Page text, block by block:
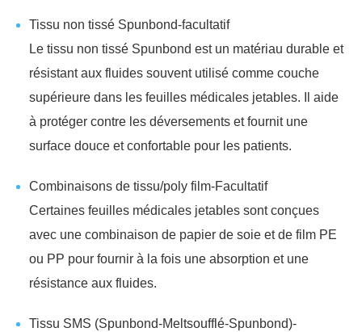
Tissu non tissé Spunbond-facultatif
Le tissu non tissé Spunbond est un matériau durable et
résistant aux fluides souvent utilisé comme couche
supérieure dans les feuilles médicales jetables. Il aide
à protéger contre les déversements et fournit une
surface douce et confortable pour les patients.
Combinaisons de tissu/poly film-Facultatif
Certaines feuilles médicales jetables sont conçues
avec une combinaison de papier de soie et de film PE
ou PP pour fournir à la fois une absorption et une
résistance aux fluides.
Tissu SMS (Spunbond-Meltsoufflé-Spunbond)-